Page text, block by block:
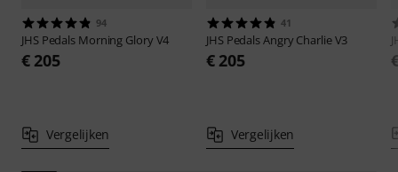
94
JHS Pedals Morning Glory V4
€ 205
Vergelijken
41
JHS PedalsAngry Charlie V3
€ 205
Vergelijken